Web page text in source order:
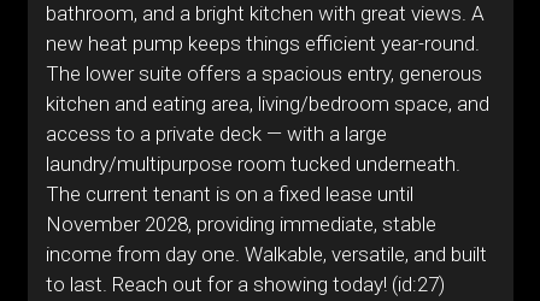
bathroom, and a bright kitchen with great views. A
new heat pump keeps things efficient year-round.
The lower suite offers a spacious entry, generous
kitchen and eating area, living/bedroom space, and
access to a private deck — with a large
laundry/multipurpose room tucked underneath.
The current tenant is on a fixed lease until
November 2028, providing immediate, stable
income from day one. Walkable, versatile, and built
to last. Reach out for a showing today! (id:27)